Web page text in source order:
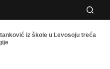
iz škole u Levosoju treća